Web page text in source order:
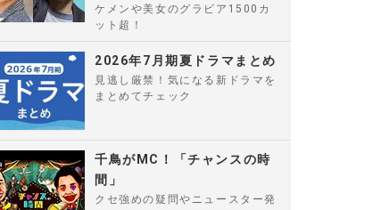
ケメンや美女のグラビア1500カ
ット超！
2026年7月期夏ドラマまとめ
見逃し厳禁！気になる新ドラマを
まとめてチェック
千鳥がMC！「チャンスの時
間」
クセ強めの疑問やニュースター発